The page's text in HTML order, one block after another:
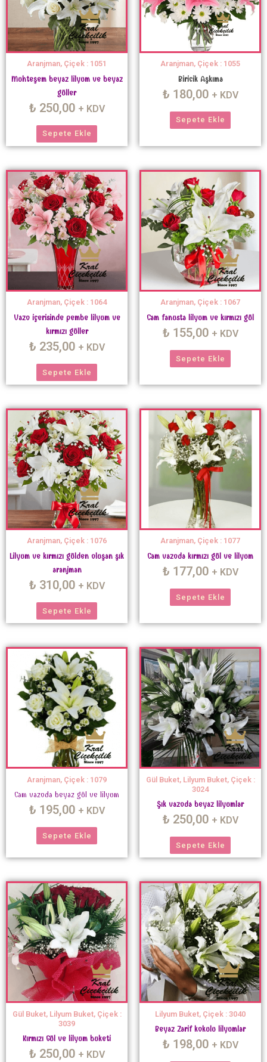
Aranjman, Çiçek : 1051
Muhteşem beyaz lilyum ve beyaz
güller
₺ 250,00 + KDV
Sepete Ekle
Aranjman, Çiçek : 1055
Biricik Aşkıma
₺ 180,00 + KDV
Sepete Ekle
Aranjman, Çiçek : 1064
Vazo içerisinde pembe lilyum ve
kırmızı güller
₺ 235,00 + KDV
Sepete Ekle
Aranjman, Çiçek : 1067
Cam fanusta lilyum ve kırmızı gül
₺ 155,00 + KDV
Sepete Ekle
Aranjman, Çiçek : 1076
Lilyum ve kırmızı gülden oluşan şık
aranjman
₺ 310,00 + KDV
Sepete Ekle
Aranjman, Çiçek : 1077
Cam vazoda kırmızı gül ve lilyum
₺ 177,00 + KDV
Sepete Ekle
Aranjman, Çiçek : 1079
Cam vazoda beyaz gül ve lilyum
₺ 195,00 + KDV
Sepete Ekle
Gül Buket, Lilyum Buket, Çiçek :
3024
Şık vazoda beyaz lilyumlar
₺ 250,00 + KDV
Sepete Ekle
Gül Buket, Lilyum Buket, Çiçek :
3039
Kırmızı Gül ve lilyum buketi
₺ 250,00 + KDV
Lilyum Buket, Çiçek : 3040
Beyaz Zarif kokulu lilyumlar
₺ 198,00 + KDV